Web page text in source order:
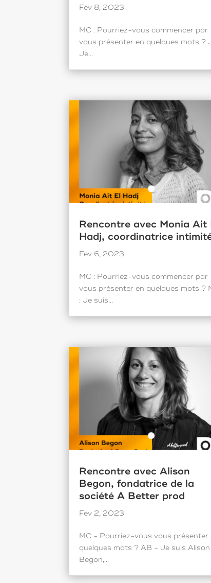
Fév 8, 2023
MC : Pourriez-vous commencer par
vous présenter en quelques mots ?
Je...
Rencontre avec Monia Ait
Hadj, coordinatrice
Fév 6, 2023
MC : Pourriez-vous commencer par
vous présenter en quelques mots ?
: Je suis...
Rencontre avec Alison
Begon, fondatrice de la
société A Better prod
Fév 2, 2023
MC - Pourriez-vous vous présenter
quelques mots ? AB - Je suis Alison
Begon,...